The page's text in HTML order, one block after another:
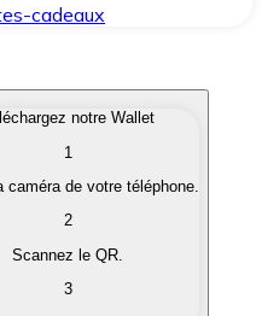
cadeaux
qui vous intéressent
en monnaie
notre Wallet
1
caméra de votre téléphone.
2
Scannez le QR.
3